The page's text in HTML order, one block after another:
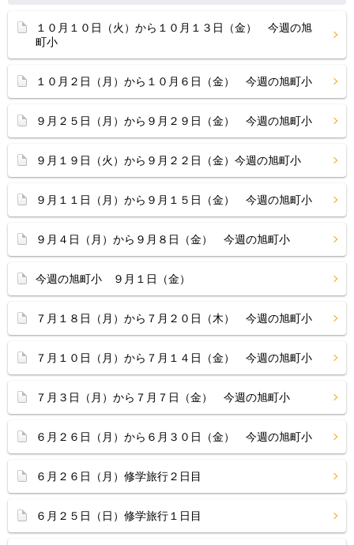
１０月１０日（火）から１０月１３日（金） 今週の旭
町小
１０月２日（月）から１０月６日（金） 今週の旭町小
９月２５日（月）から９月２９日（金） 今週の旭町小
９月１９日（火）から９月２２日（金）今週の旭町小
９月１１日（月）から９月１５日（金） 今週の旭町小
９月４日（月）から９月８日（金） 今週の旭町小
今週の旭町小 ９月１日（金）
７月１８日（月）から７月２０日（木） 今週の旭町小
７月１０日（月）から７月１４日（金） 今週の旭町小
７月３日（月）から７月７日（金） 今週の旭町小
６月２６日（月）から６月３０日（金） 今週の旭町小
６月２６日（月）修学旅行２日目
６月２５日（日）修学旅行１日目